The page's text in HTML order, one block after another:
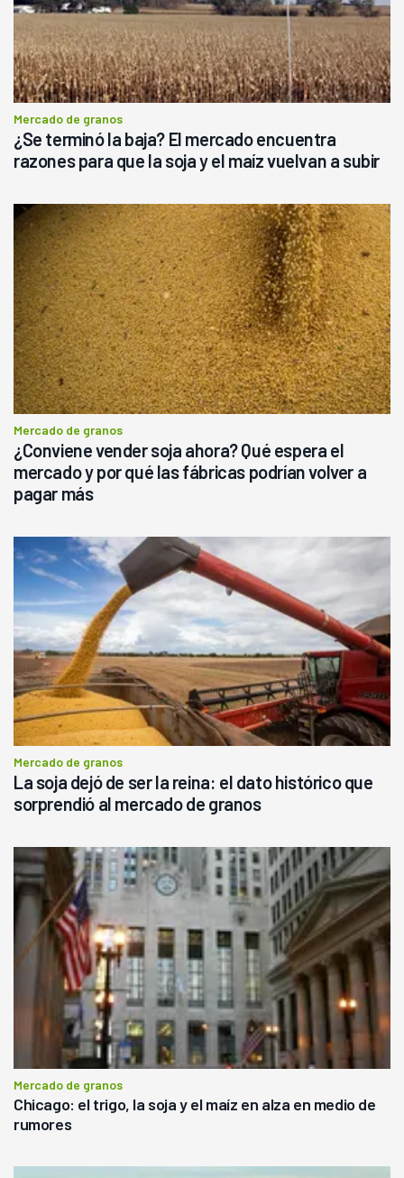
Mercado de granos
¿Se terminó la baja? El mercado encuentra
razones para que la soja y el maíz vuelvan a subir
Mercado de granos
¿Conviene vender soja ahora? Qué espera el
mercado y por qué las fábricas podrían volver a
pagar más
Mercado de granos
La soja dejó de ser la reina: el dato histórico que
sorprendió al mercado de granos
Mercado de granos
Chicago: el trigo, la soja y el maíz en alza en medio de
rumores